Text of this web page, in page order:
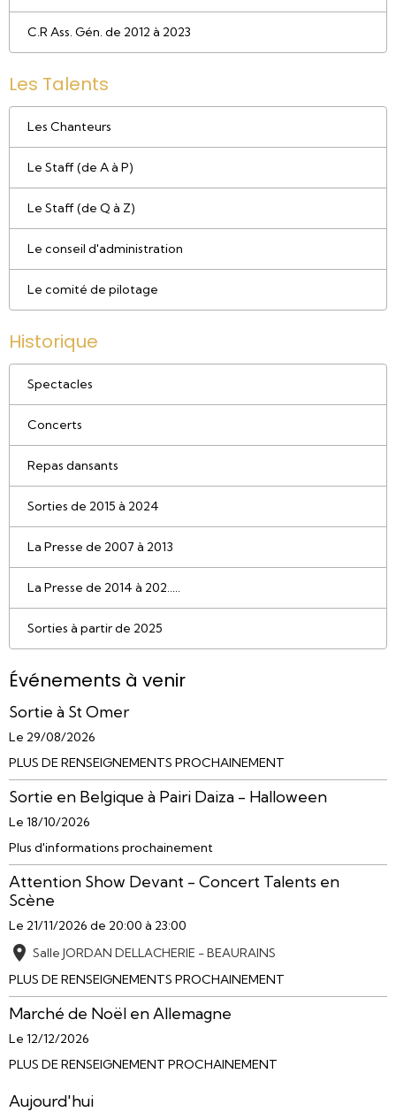
C.R Ass. Gén. de 2012 à 2023
Les Talents
Les Chanteurs
Le Staff (de A à P)
Le Staff (de Q à Z)
Le conseil d'administration
Le comité de pilotage
Historique
Spectacles
Concerts
Repas dansants
Sorties de 2015 à 2024
La Presse de 2007 à 2013
La Presse de 2014 à 202.....
Sorties à partir de 2025
Événements à venir
Sortie à St Omer
Le 29/08/2026
PLUS DE RENSEIGNEMENTS PROCHAINEMENT
Sortie en Belgique à Pairi Daiza - Halloween
Le 18/10/2026
Plus d'informations prochainement
Attention Show Devant - Concert Talents en
Scène
Le 21/11/2026 de 20:00 à 23:00
Salle JORDAN DELLACHERIE - BEAURAINS
PLUS DE RENSEIGNEMENTS PROCHAINEMENT
Marché de Noël en Allemagne
Le 12/12/2026
PLUS DE RENSEIGNEMENT PROCHAINEMENT
Aujourd'hui